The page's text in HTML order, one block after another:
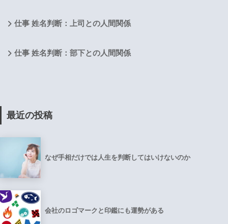
仕事 姓名判断：上司との人間関係
仕事 姓名判断：部下との人間関係
最近の投稿
なぜ手相だけでは人生を判断してはいけないのか
会社のロゴマークと印鑑にも運勢がある